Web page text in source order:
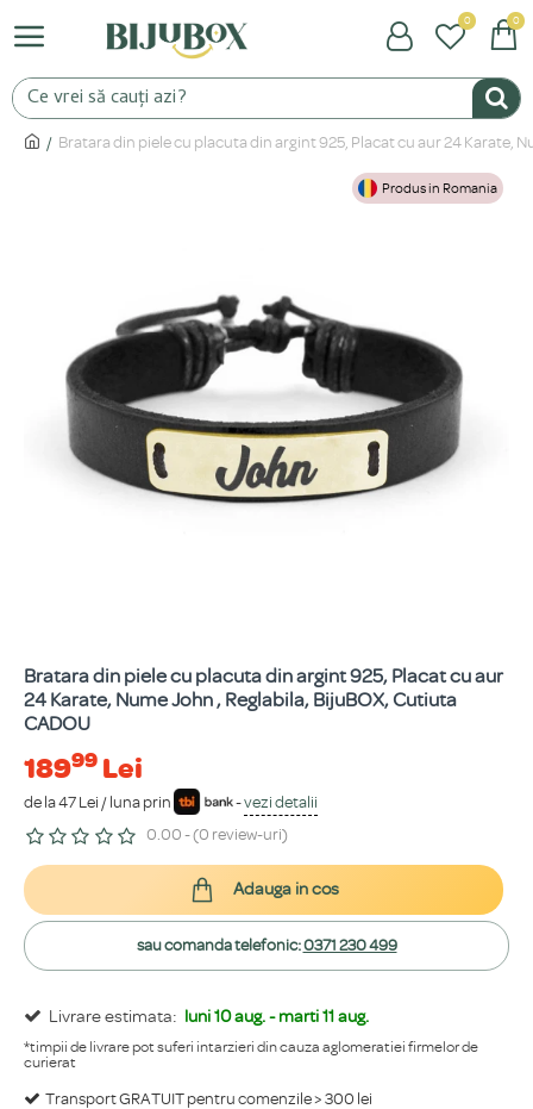
0 0
Bratara din piele cu placuta din argint 925, Placat cu aur 24 Karate,
Produs in Romania
Bratara din piele cu placuta din argint 925, Placat cu aur
24 Karate, Nume John , Reglabila, BijuBOX, Cutiuta
CADOU
18999 Lei
de la 47 Lei / luna prin -vezi detalii
0.00 - (0 review-uri)
Livrare estimata: luni 10 aug. - marti 11 aug.
*timpii de livrare pot suferi intarzieri din cauza aglomeratiei firmelor de
curierat
Transport GRATUIT pentru comenzile > 300 lei
Adauga in cos
sau comanda telefonic:0371 230 499